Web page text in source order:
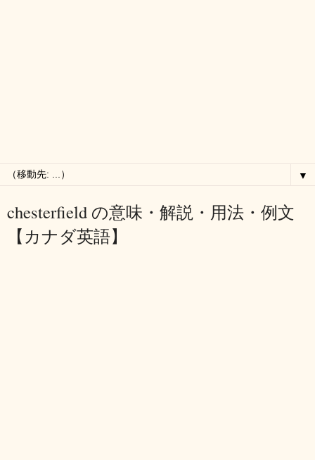
▼
chesterfield の意味・解説・用法・例文
【カナダ英語】